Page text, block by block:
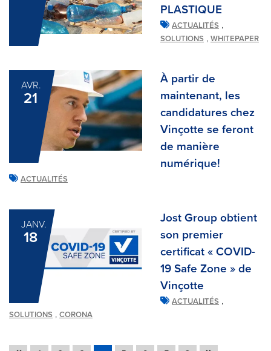
PLASTIQUE
ACTUALITÉS ,
SOLUTIONS , WHITEPAPER
AVR.
21
À partir de
maintenant, les
candidatures chez
Vinçotte se feront
de manière
numérique!
ACTUALITÉS
JANV.
18
Jost Group obtient
son premier
certificat « COVID-
19 Safe Zone » de
Vinçotte
ACTUALITÉS ,
SOLUTIONS , CORONA